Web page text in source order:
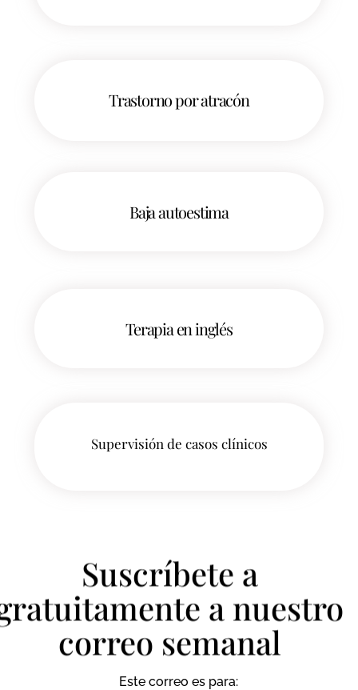
Trastorno por atracón
Baja autoestima
Terapia en inglés
Supervisión de casos clínicos
Suscríbete a
a nuestro
correo semanal
Este correo es para: